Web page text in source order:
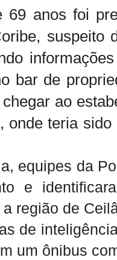
69 anos foi
suspeito
bar de
ao
onde teria
equipes da
e
região de
de
um ônibus